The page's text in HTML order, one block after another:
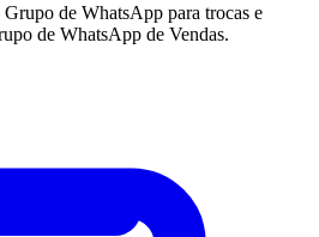
de WhatsApp para trocas e
de WhatsApp de Vendas.